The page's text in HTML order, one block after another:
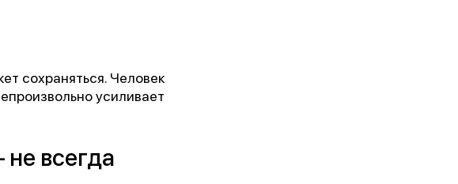
сохраняться. Человек
усиливает
всегда